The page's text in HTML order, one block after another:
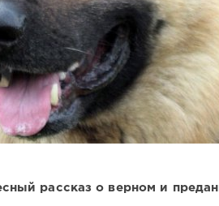
рассказ о верном и